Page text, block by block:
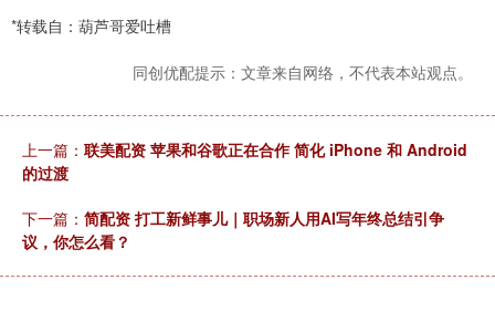
*转载自：葫芦哥爱吐槽
同创优配提示：文章来自网络，不代表本站观点。
上一篇： 联美配资 苹果和谷歌正在合作 简化 iPhone 和 Android
的过渡
下一篇： 简配资 打工新鲜事儿｜职场新人用AI写年终总结引争
议，你怎么看？